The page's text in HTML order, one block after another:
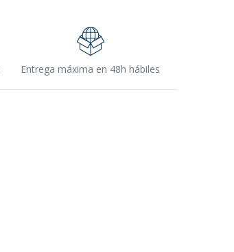
Entrega máxima en 48h hábiles